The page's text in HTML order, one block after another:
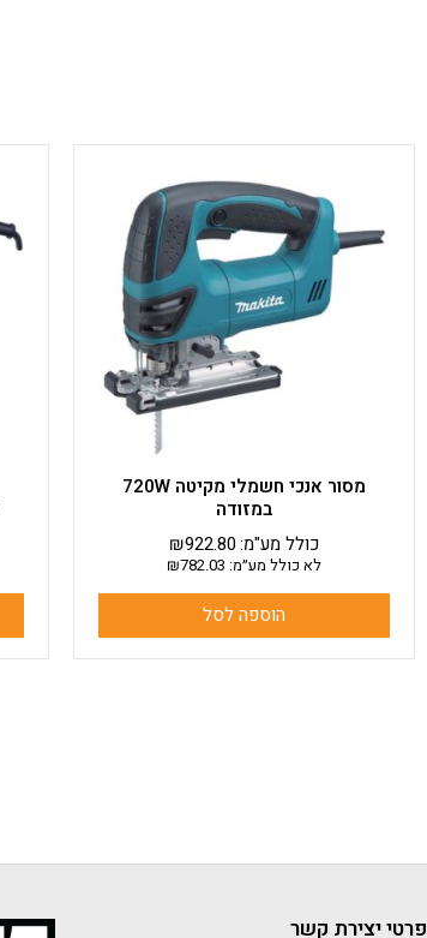
מסור אנכי חשמלי מקיטה 720W
במזודה
₪922.80כולל מע"מ:
לא כולל מע״מ: ₪782.03
הוספה לסל
פרטי יצירת קשר